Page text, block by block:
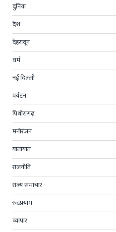
दुनिया
देश
देहरादून
धर्म
नई दिल्ली
पर्यटन
पिथोरागढ़
मनोरंजन
यातायात
राजनीति
राज्य समाचार
रुद्रप्रयाग
व्यापार